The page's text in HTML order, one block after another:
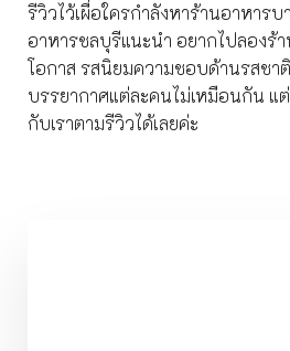
รีวิวไว้เผื่อใครกำลังหาร้านอาหาร
อาหารชลบุรีแนะนำ อยากไปลองร้
โอกาส รสนิยมความชอบด้านรสชา
บรรยากาศแต่ละคนไม่เหมือนกัน แ
กับเราตามรีวิวได้เลยค่ะ